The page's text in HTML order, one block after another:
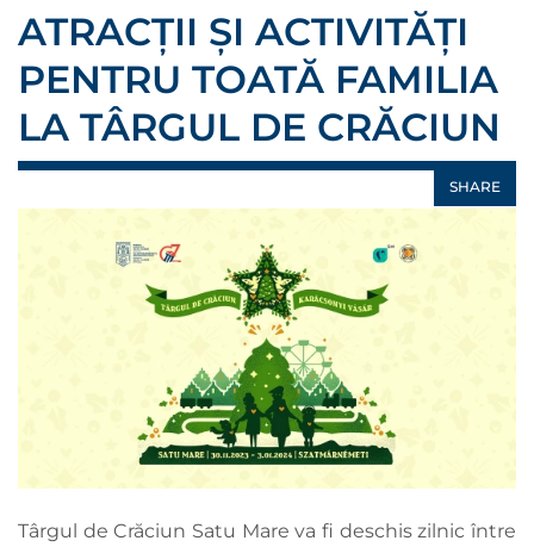
ATRACȚII ȘI ACTIVITĂȚI
PENTRU TOATĂ FAMILIA
LA TÂRGUL DE CRĂCIUN
SHARE
Târgul de Crăciun Satu Mare va fi deschis zilnic între